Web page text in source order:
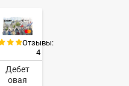
Отзывы:
4
Дебет
овая